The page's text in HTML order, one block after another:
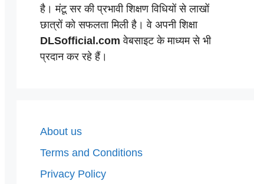
है। मंटू सर की प्रभावी शिक्षण विधियों से लाखों
छात्रों को सफलता मिली है। वे अपनी शिक्षा
DLSofficial.com वेबसाइट के माध्यम से भी
प्रदान कर रहे हैं।
About us
Terms and Conditions
Privacy Policy